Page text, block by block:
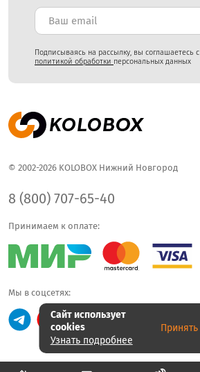
Подписываясь на рассылку, вы соглашаетесь с
политикой обработки персональных данных
© 2002-2026 KOLOBOX Нижний Новгород
8 (800) 707-65-40
Принимаем к оплате:
Мы в соцсетях:
Сайт использует
cookies
Узнать подробнее
Принять